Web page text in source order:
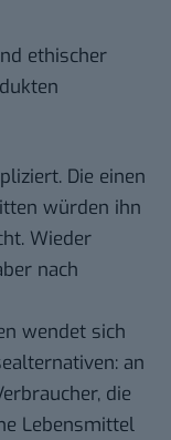
ethischer
Die einen
würden ihn
Wieder
nach
wendet sich
an
die
Lebensmittel